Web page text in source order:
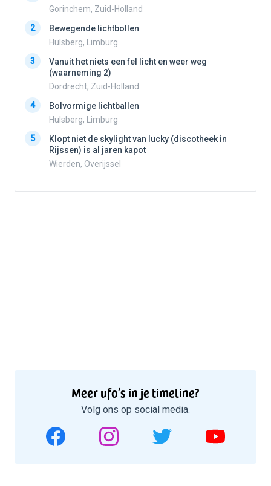
Gorinchem, Zuid-Holland
2
Bewegende lichtbollen
Hulsberg, Limburg
3
Vanuit het niets een fel licht en weer weg
(waarneming 2)
Dordrecht, Zuid-Holland
4
Bolvormige lichtballen
Hulsberg, Limburg
5
Klopt niet de skylight van lucky (discotheek in
Rijssen) is al jaren kapot
Wierden, Overijssel
Meer ufo’s in je timeline?
Volg ons op social media.